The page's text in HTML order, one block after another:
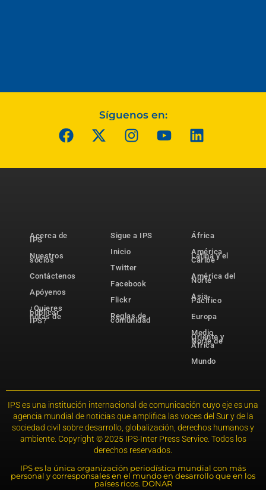
Síguenos en:
Acerca de
IPS
Nuestros
socios
Contáctenos
Apóyenos
¿Quieres
publicar
notas de
IPS?
Sigue a IPS
Inicio
Twitter
Facebook
Flickr
Reglas de
comunidad
África
América
Latina y el
Caribe
América del
Norte
Asia-
Pacífico
Europa
Medio
Oriente y
Norte de
África
Mundo
IPS es una institución internacional de comunicación cuyo eje es una
agencia mundial de noticias que amplifica las voces del Sur y de la
sociedad civil sobre desarrollo, globalización, derechos humanos y
ambiente. Copyright © 2025 IPS-Inter Press Service. Todos los
derechos reservados.
IPS es la única organización periodística mundial con más
personal y corresponsales en el mundo en desarrollo que en los
países ricos. DONAR